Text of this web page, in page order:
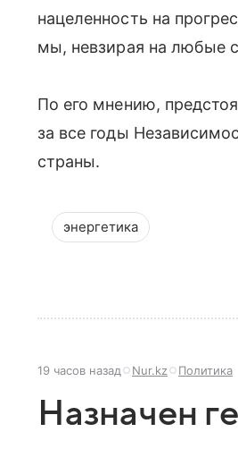
нацеленность на
мы, невзирая на любые
По его мнению,
за все годы
страны.
энергетика
19 часов назад Nur.kz Политика
Назначен